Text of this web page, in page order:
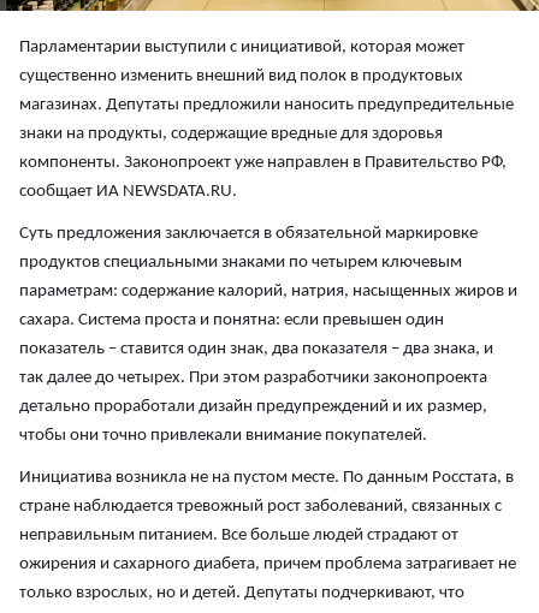
Парламентарии выступили с инициативой, которая может
существенно изменить внешний вид полок в продуктовых
магазинах. Депутаты предложили наносить предупредительные
знаки на продукты, содержащие вредные для здоровья
компоненты. Законопроект уже направлен в Правительство РФ,
сообщает ИА NEWSDATA.RU.
Суть предложения заключается в обязательной маркировке
продуктов специальными знаками по четырем ключевым
параметрам: содержание калорий, натрия, насыщенных жиров и
сахара. Система проста и понятна: если превышен один
показатель – ставится один знак, два показателя – два знака, и
так далее до четырех. При этом разработчики законопроекта
детально проработали дизайн предупреждений и их размер,
чтобы они точно привлекали внимание покупателей.
Инициатива возникла не на пустом месте. По данным Росстата, в
стране наблюдается тревожный рост заболеваний, связанных с
неправильным питанием. Все больше людей страдают от
ожирения и сахарного диабета, причем проблема затрагивает не
только взрослых, но и детей. Депутаты подчеркивают, что